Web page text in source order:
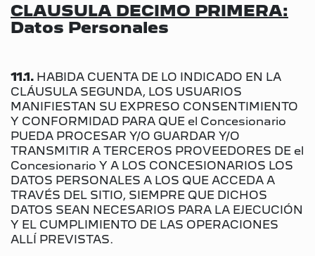
CLAUSULA DECIMO PRIMERA:
Datos Personales
11.1. HABIDA CUENTA DE LO INDICADO EN LA
CLÁUSULA SEGUNDA, LOS USUARIOS
MANIFIESTAN SU EXPRESO CONSENTIMIENTO
Y CONFORMIDAD PARA QUE el Concesionario
PUEDA PROCESAR Y/O GUARDAR Y/O
TRANSMITIR A TERCEROS PROVEEDORES DE el
Concesionario Y A LOS CONCESIONARIOS LOS
DATOS PERSONALES A LOS QUE ACCEDA A
TRAVÉS DEL SITIO, SIEMPRE QUE DICHOS
DATOS SEAN NECESARIOS PARA LA EJECUCIÓN
Y EL CUMPLIMIENTO DE LAS OPERACIONES
ALLÍ PREVISTAS.